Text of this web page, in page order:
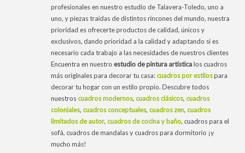
profesionales en nuestro estudio de Talavera-Toledo, uno a
uno, y piezas traídas de distintos rincones del mundo, nuestra
prioridad es ofrecerte productos de calidad, únicos y
exclusivos, dando prioridad a la calidad y adaptando si es
necesario cada trabajo a las necesidades de nuestros clientes
Encuentra en nuestro estudio de pintura artísticalos cuadros
más originales para decorar tu casa:cuadros por estilospara
decorar tu hogar con un estilo propio. Descubre todos
nuestroscuadros modernos, cuadros clásicos, cuadros
coloniales, cuadros conceptuales, cuadros zen, cuadros
limitados de autor, cuadros de cocina y baño, cuadros para el
sofá, cuadros de mandalas y cuadros para dormitorio ¡y
mucho más!